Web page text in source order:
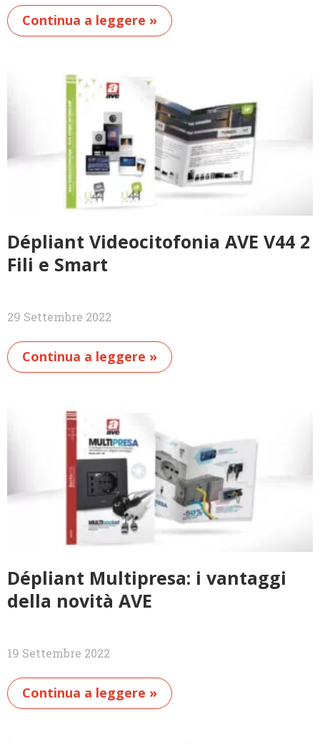
Continua a leggere »
Dépliant Videocitofonia AVE V44 2
Fili e Smart
29 Settembre 2022
Continua a leggere »
Dépliant Multipresa: i vantaggi
della novità AVE
19 Settembre 2022
Continua a leggere »